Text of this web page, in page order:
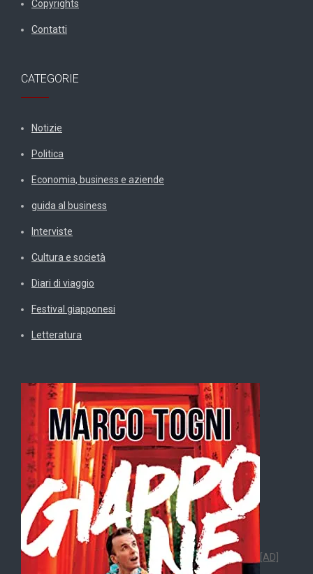
Copyrights
Contatti
CATEGORIE
Notizie
Politica
Economia, business e aziende
guida al business
Interviste
Cultura e società
Diari di viaggio
Festival giapponesi
Letteratura
[AD]